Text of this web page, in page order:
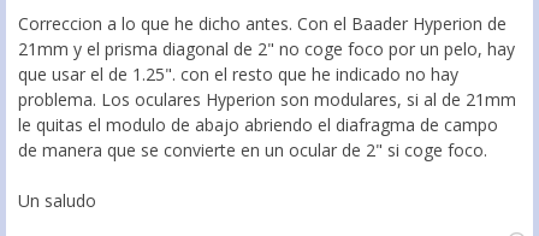
Correccion a lo que he dicho antes. Con el Baader Hyperion de
21mm y el prisma diagonal de 2" no coge foco por un pelo, hay
que usar el de 1.25". con el resto que he indicado no hay
problema. Los oculares Hyperion son modulares, si al de 21mm
le quitas el modulo de abajo abriendo el diafragma de campo
de manera que se convierte en un ocular de 2" si coge foco.
Un saludo